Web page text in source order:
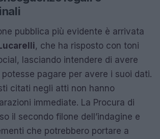
pubblica più evidente è arrivata
, che ha risposto con toni
lasciando intendere di avere
pagare per avere i suoi dati.
citati negli atti non hanno
immediate. La Procura di
il secondo filone dell’indagine e
che potrebbero portare a